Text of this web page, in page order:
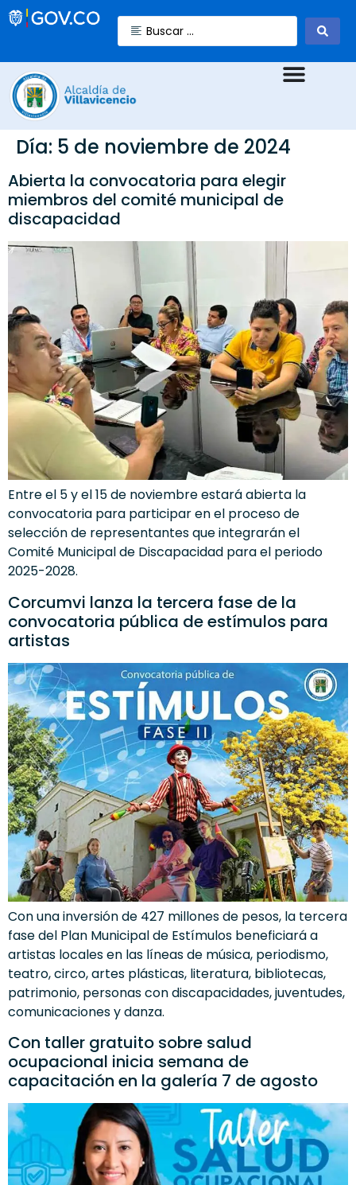
Día: 5 de noviembre de 2024
Abierta la convocatoria para elegir
miembros del comité municipal de
discapacidad
Entre el 5 y el 15 de noviembre estará abierta la
convocatoria para participar en el proceso de
selección de representantes que integrarán el
Comité Municipal de Discapacidad para el periodo
2025-2028.
Corcumvi lanza la tercera fase de la
convocatoria pública de estímulos para
artistas
Con una inversión de 427 millones de pesos, la tercera
fase del Plan Municipal de Estímulos beneficiará a
artistas locales en las líneas de música, periodismo,
teatro, circo, artes plásticas, literatura, bibliotecas,
patrimonio, personas con discapacidades, juventudes,
comunicaciones y danza.
Con taller gratuito sobre salud
ocupacional inicia semana de
capacitación en la galería 7 de agosto